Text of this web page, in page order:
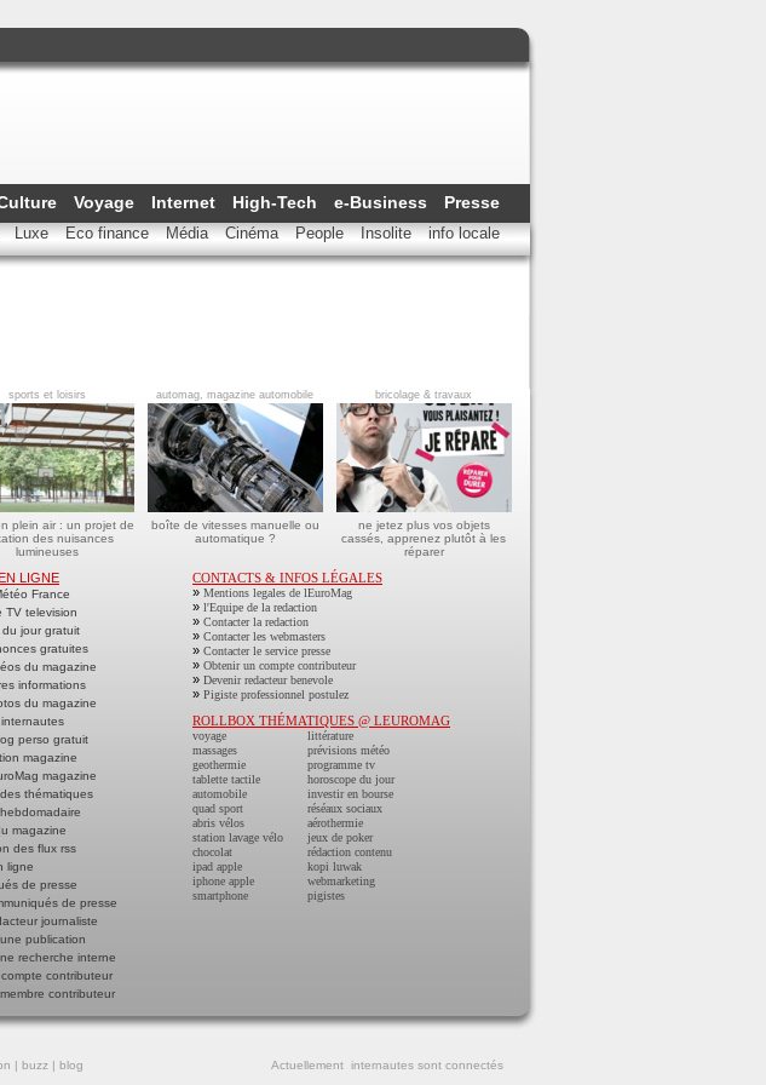
Voyage Internet High-Tech e-Business Presse
Luxe Eco finance Média Cinéma People Insolite
info locale
sports et loisirs
plein air : un projet de
des nuisances
lumineuses
automag, magazine automobile
boîte de vitesses manuelle ou
automatique ?
bricolage & travaux
ne jetez plus vos objets
cassés, apprenez plutôt à les
réparer
LIGNE
France
TV television
jour gratuit
gratuites
du magazine
informations
du magazine
perso gratuit
magazine
magazine
thématiques
magazine
des flux rss
ligne
de presse
de presse
journaliste
publication
recherche interne
contributeur
contributeur
CONTACTS & INFOS LÉGALES
» Mentions legales de lEuroMag
» l'Equipe de la redaction
» Contacter la redaction
» Contacter les webmasters
» Contacter le service presse
» Obtenir un compte contributeur
» Devenir redacteur benevole
» Pigiste professionnel postulez
ROLLBOX THÉMATIQUES @ LEUROMAG
voyage
massages
geothermie
tablette tactile
automobile
quad sport
abris vélos
station lavage vélo
chocolat
ipad apple
iphone apple
smartphone
littérature
prévisions météo
programme tv
horoscope du jour
investir en bourse
réséaux sociaux
aérothermie
jeux de poker
rédaction contenu
kopi luwak
webmarketing
pigistes
| buzz | blog Actuellement internautes sont connectés